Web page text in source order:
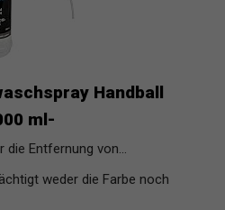
Handball
ml-
Entfernung von...
weder die Farbe noch